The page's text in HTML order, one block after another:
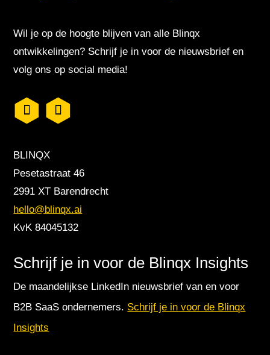
Wil je op de hoogte blijven van alle Blinqx
ontwikkelingen? Schrijf je in voor de nieuwsbrief en
volg ons op social media!
BLINQX
Pesetastraat 46
2991 XT Barendrecht
hello@blinqx.ai
KvK 84045132
Schrijf je in voor de Blinqx Insights
De maandelijkse LinkedIn nieuwsbrief van en voor
B2B SaaS ondernemers. Schrijf je in voor de Blinqx
Insights